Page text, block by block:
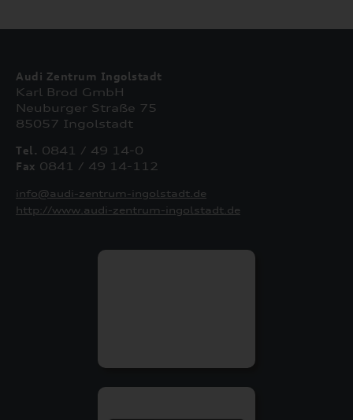
Audi Zentrum Ingolstadt
Karl Brod GmbH
Neuburger Straße 75
85057 Ingolstadt
Tel. 0841 / 49 14-0
Fax 0841 / 49 14-112
info@audi-zentrum-ingolstadt.de
http://www.audi-zentrum-ingolstadt.de